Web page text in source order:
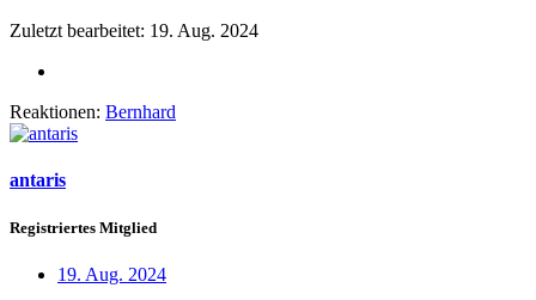
Zuletzt bearbeitet: 19. Aug. 2024
Reaktionen: Bernhard
antaris
Registriertes Mitglied
19. Aug. 2024